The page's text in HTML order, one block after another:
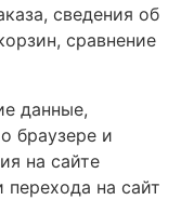
сведения об
сравнение
данные,
браузере и
на сайте
на сайт